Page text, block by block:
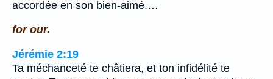
accordée en son bien-aimé.…
for our.
Jérémie 2:19
Ta méchanceté te châtiera, et ton infidélité te